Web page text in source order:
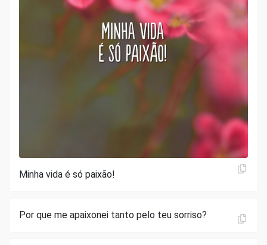
Minha vida é só paixão!
Por que me apaixonei tanto pelo teu sorriso?